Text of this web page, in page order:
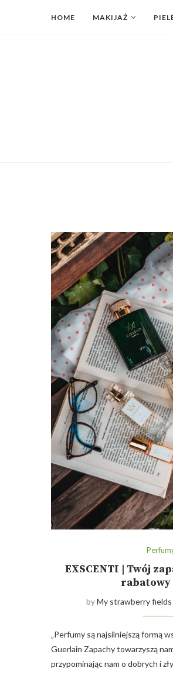
HOME MAKIJAŻ
EXSCENTI | Twój
rabatowy
byMy strawberry fields
„Perfumy są najsilniejszą formą
Guerlain Zapachy towarzyszą
przypominając nam o dobrych i